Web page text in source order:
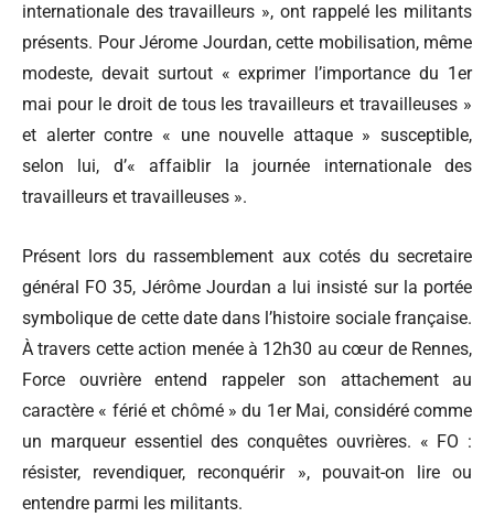
internationale des travailleurs », ont rappelé les militants
présents. Pour Jérome Jourdan, cette mobilisation, même
modeste, devait surtout « exprimer l’importance du 1er
mai pour le droit de tous les travailleurs et travailleuses »
et alerter contre « une nouvelle attaque » susceptible,
selon lui, d’« affaiblir la journée internationale des
travailleurs et travailleuses ».
Présent lors du rassemblement aux cotés du secretaire
général FO 35, Jérôme Jourdan a lui insisté sur la portée
symbolique de cette date dans l’histoire sociale française.
À travers cette action menée à 12h30 au cœur de Rennes,
Force ouvrière entend rappeler son attachement au
caractère « férié et chômé » du 1er Mai, considéré comme
un marqueur essentiel des conquêtes ouvrières. « FO :
résister, revendiquer, reconquérir », pouvait-on lire ou
entendre parmi les militants.